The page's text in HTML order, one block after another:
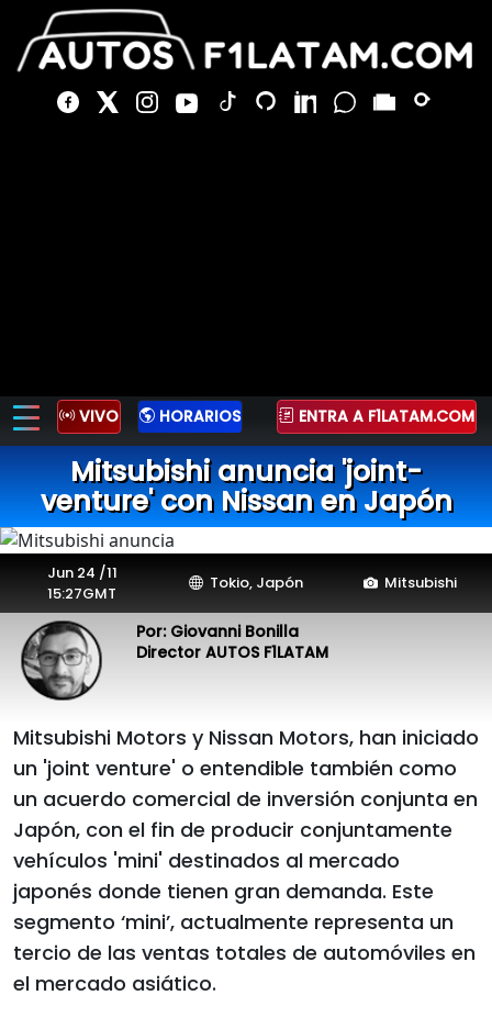
VIVO HORARIOS ENTRA A F1LATAM.COM
Mitsubishi anuncia 'joint-
venture' con Nissan en Japón
Jun 24 /11
15:27GMT
Tokio, Japón Mitsubishi
Por: Giovanni Bonilla
Director AUTOS F1LATAM
Mitsubishi Motors y Nissan Motors, han iniciado
un 'joint venture' o entendible también como
un acuerdo comercial de inversión conjunta en
Japón, con el fin de producir conjuntamente
vehículos 'mini' destinados al mercado
japonés donde tienen gran demanda. Este
segmento ‘mini’, actualmente representa un
tercio de las ventas totales de automóviles en
el mercado asiático.